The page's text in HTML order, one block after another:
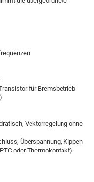
für Bremsbetrieb
Vektorregelung ohne
Überspannung, Kippen
oder Thermokontakt)